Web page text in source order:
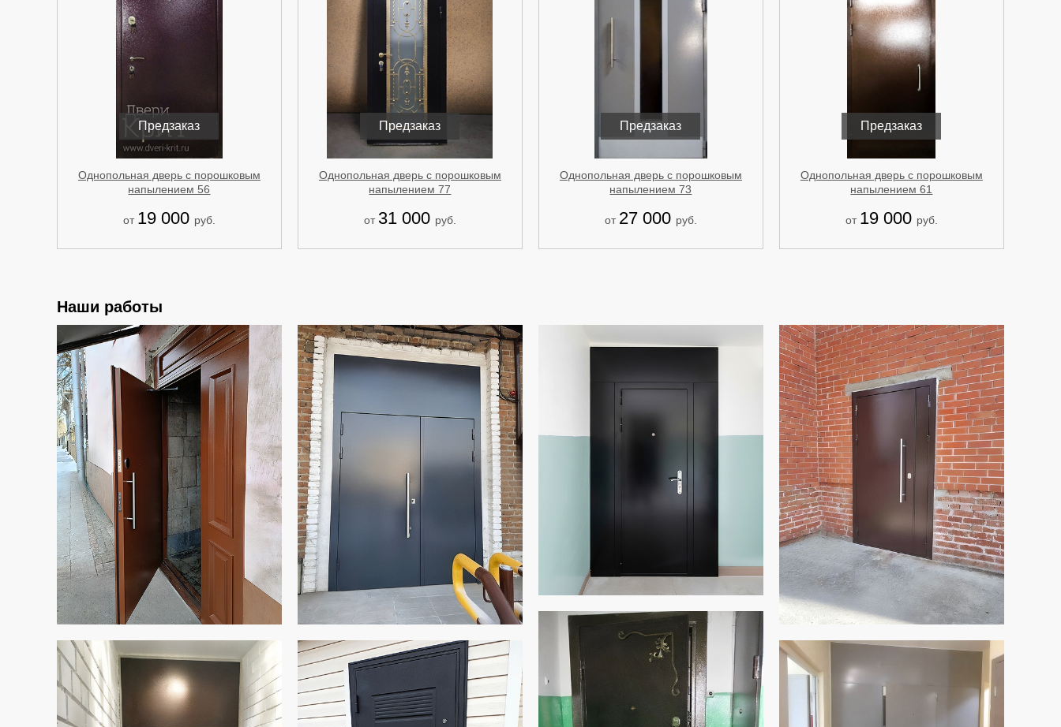
Предзаказ
Однопольная дверь с порошковым
напылением 56
от 19 000 руб.
Предзаказ
Однопольная дверь с порошковым
напылением 77
от 31 000 руб.
Предзаказ
Однопольная дверь с порошковым
напылением 73
от 27 000 руб.
Предзаказ
Однопольная дверь с порошковым
напылением 61
от 19 000 руб.
Наши работы